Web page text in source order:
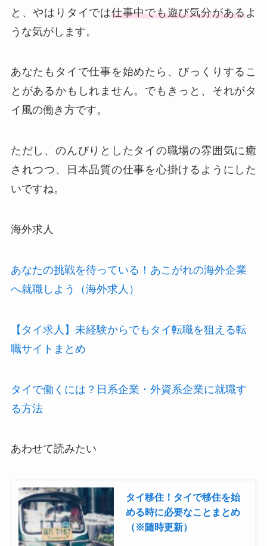
と、やはりタイでは仕事中でも遊び気分があるよ
うな気がします。
あなたもタイで仕事を始めたら、びっくりするこ
とがあるかもしれません。でもきっと、それがタ
イ風の働き方です。
ただし、のんびりとしたタイの職場の雰囲気に癒
されつつ、日本品質の仕事を心掛けるようにした
いですね。
海外求人
あなたの挑戦を待っている！あこがれの海外企業
へ就職しよう（海外求人）
【タイ求人】未経験からでもタイ転職を狙える転
職サイトまとめ
タイで働くには？日系企業・外資系企業に就職す
る方法
あわせて読みたい
タイ移住！タイで移住を始
める時に必要なことまとめ
（※随時更新）